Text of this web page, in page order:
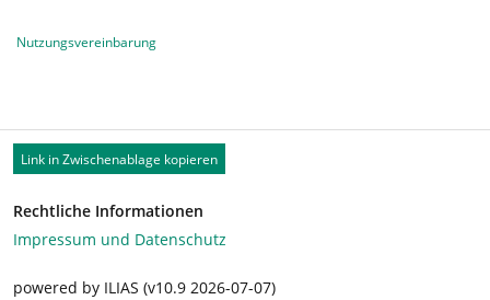
Nutzungsvereinbarung
Link in Zwischenablage kopieren
Rechtliche Informationen
Impressum und Datenschutz
powered by ILIAS (v10.9 2026-07-07)